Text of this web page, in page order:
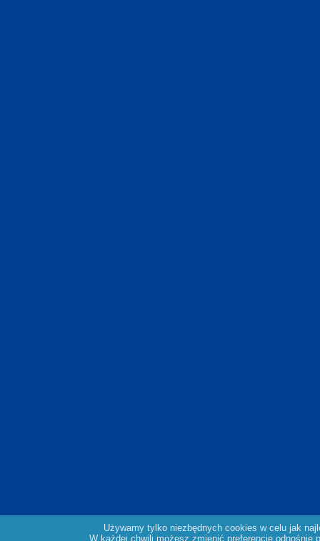
Używamy tylko niezbędnych cookies w celu jak
W każdej chwili możesz zmienić preferencję